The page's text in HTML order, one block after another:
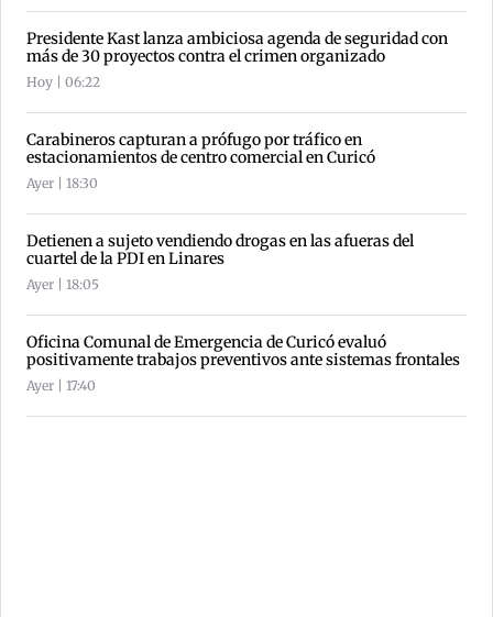
Presidente Kast lanza ambiciosa agenda de seguridad con
más de 30 proyectos contra el crimen organizado
Hoy | 06:22
Carabineros capturan a prófugo por tráfico en
estacionamientos de centro comercial en Curicó
Ayer | 18:30
Detienen a sujeto vendiendo drogas en las afueras del
cuartel de la PDI en Linares
Ayer | 18:05
Oficina Comunal de Emergencia de Curicó evaluó
positivamente trabajos preventivos ante sistemas frontales
Ayer | 17:40